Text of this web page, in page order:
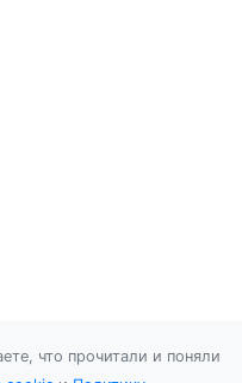
что прочитали и поняли